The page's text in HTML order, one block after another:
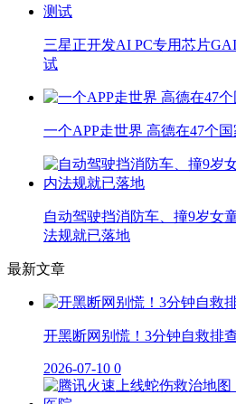
三星正开发AI PC专用芯片
试
一个APP走世界 高德在47个
自动驾驶挡消防车、撞9岁女
法规就已落地
最新文章
开黑断网别慌！3分钟自救排
2026-07-10 0